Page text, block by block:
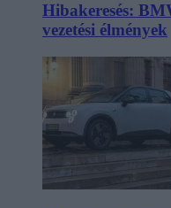
Hibakeresés:
vezetési élmények